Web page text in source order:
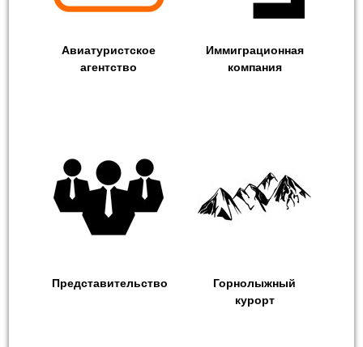
Авиатуристское
агентство
Иммиграционная
компания
Представительство
Горнолыжный
курорт